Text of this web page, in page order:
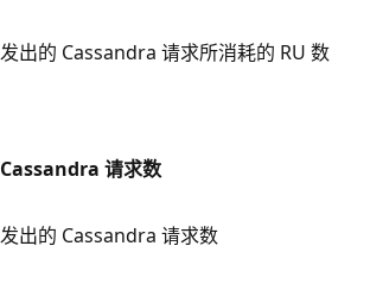
发出的 Cassandra 请求所消耗的 RU 数
Cassandra 请求数
发出的 Cassandra 请求数